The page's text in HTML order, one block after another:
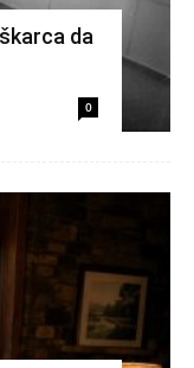
da
0